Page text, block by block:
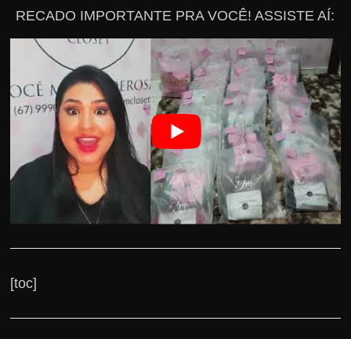
RECADO IMPORTANTE PRA VOCÊ! ASSISTE AÍ:
[toc]